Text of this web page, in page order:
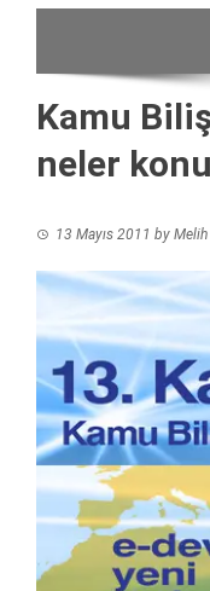
Kamu
neler
13 Mayıs 2011 by Melih